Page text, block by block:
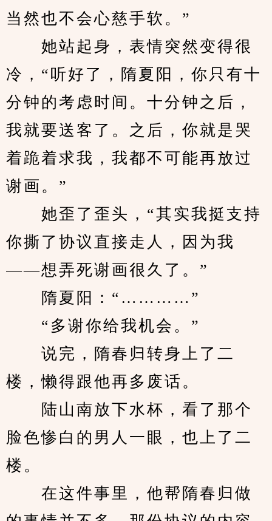
当然也不会心慈手软。”
她站起身，表情突然变得很
冷，“听好了，隋夏阳，你只有十
分钟的考虑时间。十分钟之后，
我就要送客了。之后，你就是哭
着跪着求我，我都不可能再放过
谢画。”
她歪了歪头，“其实我挺支持
你撕了协议直接走人，因为我
——想弄死谢画很久了。”
隋夏阳：“…………”
“多谢你给我机会。”
说完，隋春归转身上了二
楼，懒得跟他再多废话。
陆山南放下水杯，看了那个
脸色惨白的男人一眼，也上了二
楼。
在这件事里，他帮隋春归做